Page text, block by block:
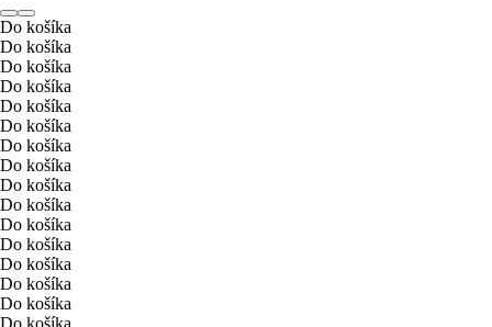
Do košíka
Do košíka
Do košíka
Do košíka
Do košíka
Do košíka
Do košíka
Do košíka
Do košíka
Do košíka
Do košíka
Do košíka
Do košíka
Do košíka
Do košíka
Do košíka